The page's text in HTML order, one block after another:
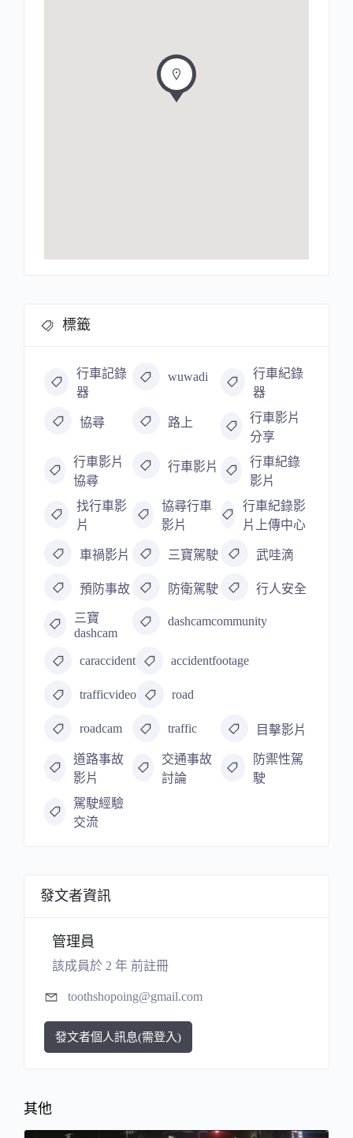
標籤
行車記錄
器
wuwadi
行車紀錄
器
協尋 路上
行車影片
分享
行車影片
協尋
行車影片
行車紀錄
影片
找行車影
片
協尋行車
影片
行車紀錄影
片上傳中心
車禍影片 三寶駕駛 武哇滴
預防事故 防衛駕駛 行人安全
三寶
dashcam
dashcamcommunity
caraccident accidentfootage
trafficvideo road
roadcam traffic 目擊影片
道路事故
影片
交通事故
討論
防禦性駕
駛
駕駛經驗
交流
發文者資訊
管理員
該成員於 2 年 前註冊
toothshopoing@gmail.com
發文者個人訊息(需登入)
其他